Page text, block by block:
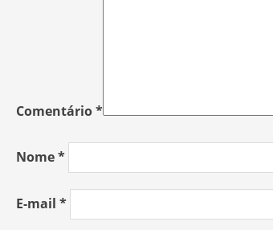
Comentário*
Nome*
E-mail *